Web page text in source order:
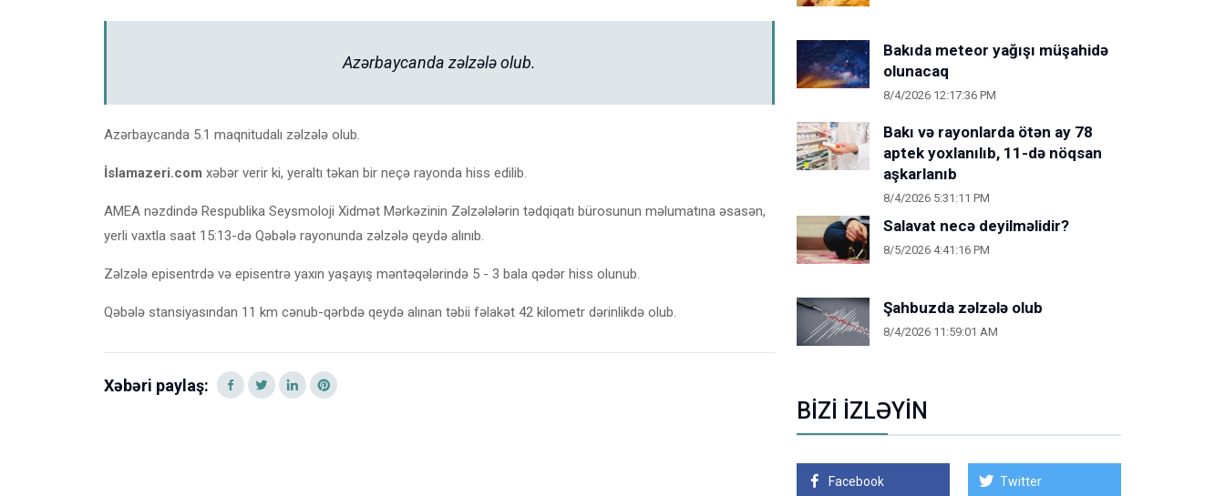
Azərbaycanda zəlzələ olub.
Azərbaycanda 5.1 maqnitudalı zəlzələ olub.
İslamazeri.com xəbər verir ki, yeraltı təkan bir neçə rayonda hiss edilib.
AMEA nəzdində Respublika Seysmoloji Xidmət Mərkəzinin Zəlzələlərin tədqiqatı bürosunun məlumatına əsasən,
yerli vaxtla saat 15:13-də Qəbələ rayonunda zəlzələ qeydə alınıb.
Zəlzələ episentrdə və episentrə yaxın yaşayış məntəqələrində 5 - 3 bala qədər hiss olunub.
Qəbələ stansiyasından 11 km cənub-qərbdə qeydə alınan təbii fəlakət 42 kilometr dərinlikdə olub.
Xəbəri paylaş:
Bakıda meteor yağışı müşahidə
olunacaq
8/4/2026 12:17:36 PM
Bakı və rayonlarda ötən ay 78
aptek yoxlanılıb, 11-də nöqsan
aşkarlanıb
8/4/2026 5:31:11 PM
Salavat necə deyilməlidir?
8/5/2026 4:41:16 PM
Şahbuzda zəlzələ olub
8/4/2026 11:59:01 AM
BİZİ İZLƏYİN
Facebook Twitter